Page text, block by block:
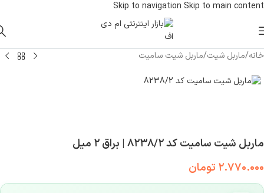
Skip to navigation Skip to main content
خانه/ماربل شیت/ماربل شیت سامیت
ماربل شیت سامیت کد ۸۲۳۸/۲ | براق ۲ میل
۲.۷۷۰.۰۰۰ تومان